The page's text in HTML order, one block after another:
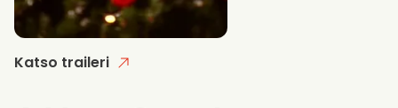
Katso traileri